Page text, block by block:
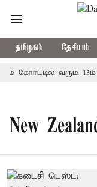
தமிழகம் தேசியம்
கோர்ட்டில் வரும் 13ம்
New